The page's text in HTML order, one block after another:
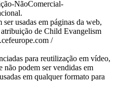
NãoComercial-
usadas em páginas da web,
de Child Evangelism
/
para reutilização em vídeo,
podem ser vendidas em
em qualquer formato para